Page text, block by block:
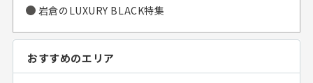
岩倉のLUXURY BLACK特集
おすすめのエリア